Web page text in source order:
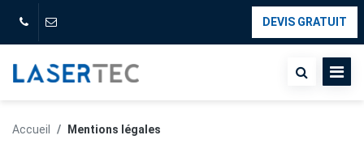
DEVIS GRATUIT
Accueil Mentions légales